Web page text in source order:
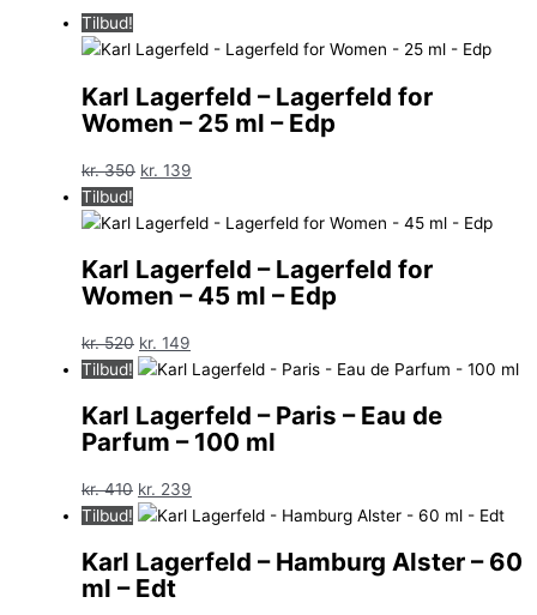
Tilbud!
Karl Lagerfeld – Lagerfeld for
Women – 25 ml – Edp
kr.350 Den
pris
kr. 350.
kr. 139
pris
kr. 139.
Tilbud!
Karl Lagerfeld – Lagerfeld for
Women – 45 ml – Edp
kr.520 Den
oprindelige
var:
kr. 520.
kr. 149
aktuelle
er:
kr. 149.
Tilbud!
Karl Lagerfeld – Paris – Eau de
Parfum – 100 ml
kr.410 Den
oprindelige
var:
kr. 410.
kr. 239
aktuelle
er:
Tilbud!
Karl Lagerfeld – Hamburg Alster – 60
ml – Edt